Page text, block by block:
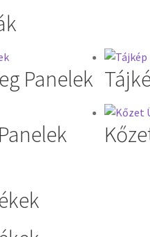
Panelek